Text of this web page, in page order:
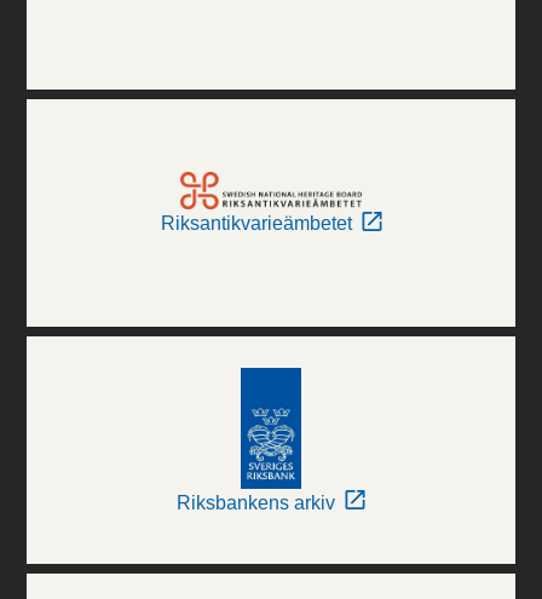
Riksantikvarieämbetet
Riksbankens arkiv